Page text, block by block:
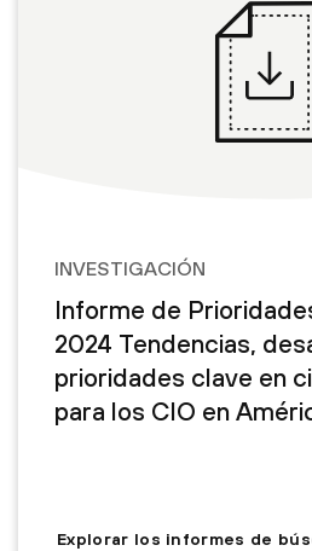
INVESTIGACIÓN
Informe de
2024 Tendencias,
prioridades clave en
para los CIO en
Explorar los informes de